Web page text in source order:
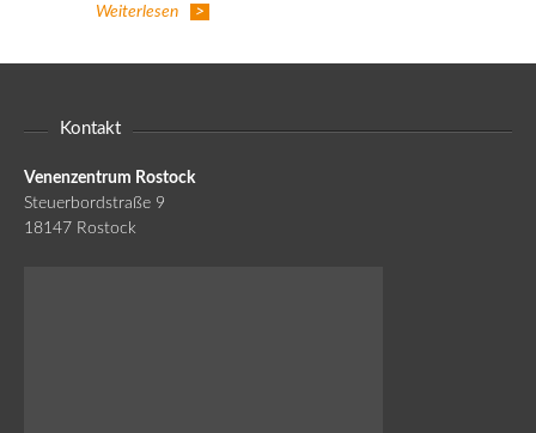
Weiterlesen
Kontakt
Venenzentrum Rostock
Steuerbordstraße 9
18147 Rostock